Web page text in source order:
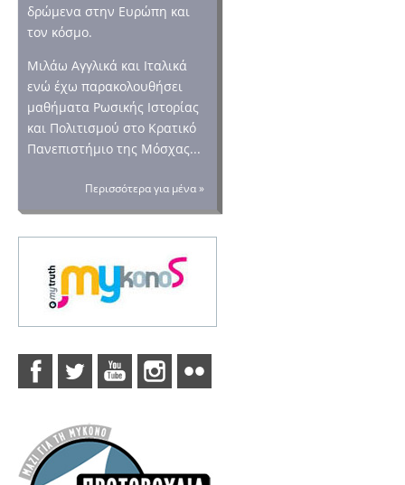
δρώμενα στην Ευρώπη και
τον κόσμο.
Μιλάω Αγγλικά και Ιταλικά
ενώ έχω παρακολουθήσει
μαθήματα Ρωσικής Ιστορίας
και Πολιτισμού στο Κρατικό
Πανεπιστήμιο της Μόσχας...
Περισσότερα για μένα »